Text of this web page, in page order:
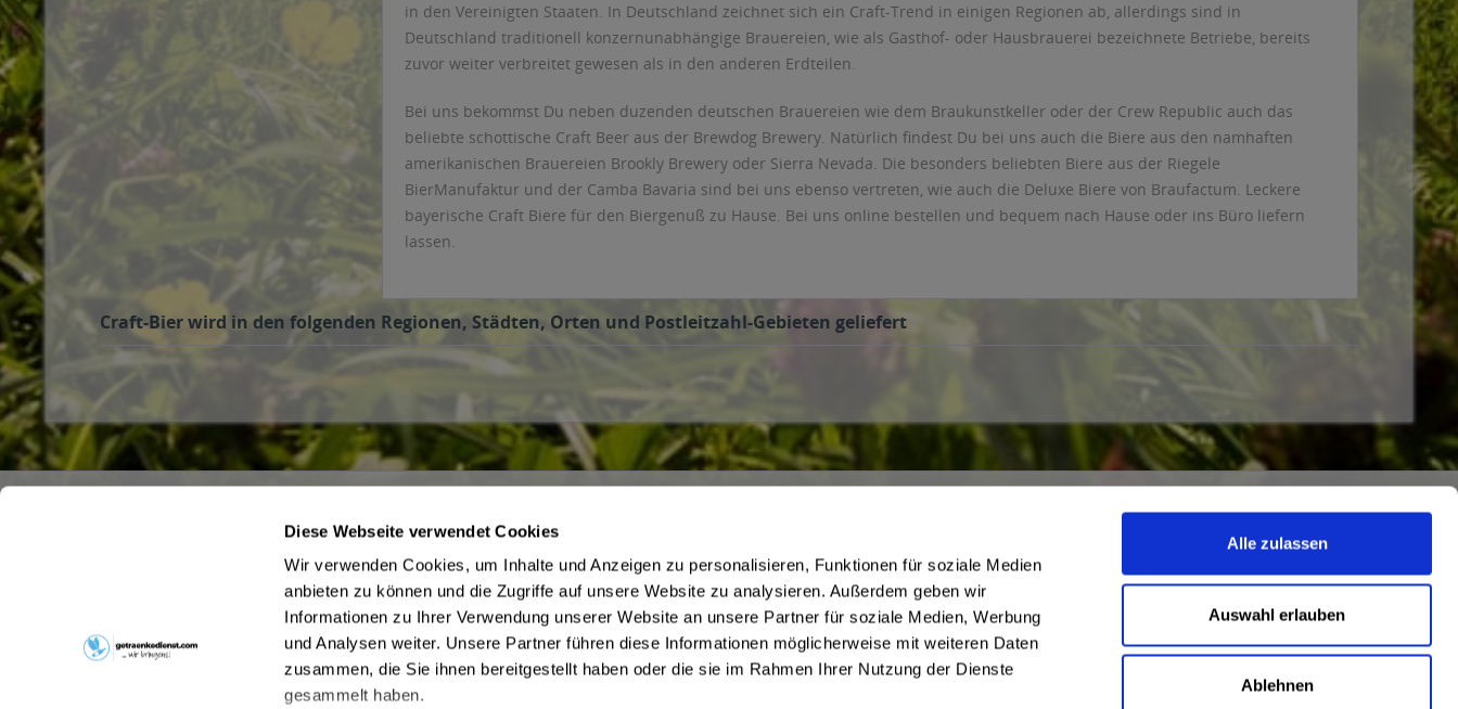
Diese Webseite verwendet Cookies
Wir verwenden Cookies, um Inhalte und Anzeigen zu personalisieren, Funktionen für soziale Medien
anbieten zu können und die Zugriffe auf unsere Website zu analysieren. Außerdem geben wir
Informationen zu Ihrer Verwendung unserer Website an unsere Partner für soziale Medien, Werbung
und Analysen weiter. Unsere Partner führen diese Informationen möglicherweise mit weiteren Daten
zusammen, die Sie ihnen bereitgestellt haben oder die sie im Rahmen Ihrer Nutzung der Dienste
gesammelt haben.
Alle zulassen
Auswahl erlauben
Ablehnen
in den Vereinigten Staaten. In Deutschland zeichnet sich ein Craft-Trend in einigen Regionen ab, allerdings sind in
Deutschland traditionell konzernunabhängige Brauereien, wie als Gasthof- oder Hausbrauerei bezeichnete Betriebe, bereits
zuvor weiter verbreitet gewesen als in den anderen Erdteilen.
Bei uns bekommst Du neben duzenden deutschen Brauereien wie dem Braukunstkeller oder der Crew Republic auch das
beliebte schottische Craft Beer aus der Brewdog Brewery. Natürlich findest Du bei uns auch die Biere aus den namhaften
amerikanischen Brauereien Brookly Brewery oder Sierra Nevada. Die besonders beliebten Biere aus der Riegele
BierManufaktur und der Camba Bavaria sind bei uns ebenso vertreten, wie auch die Deluxe Biere von Braufactum. Leckere
bayerische Craft Biere für den Biergenuß zu Hause. Bei uns online bestellen und bequem nach Hause oder ins Büro liefern
lassen.
Craft-Bier wird in den folgenden Regionen, Städten, Orten und Postleitzahl-Gebieten geliefert
Haben Sie Fragen zu Ihrer Bestellung?
Büro- und Firmenkunden
Hinweise zum Jugendschutz
Pfandrückgabe
Kontakt
AGB des Lieferanten
Datenschutz des Lieferanten
Kontaktdaten des Lieferanten
Widerrufsbelehrung des Lieferanten
Newsletter
Abonnieren Sie den kostenlosen
getraenkedienst.com-Newsletter und
verpassen Sie keine Neuigkeit oder Aktion.